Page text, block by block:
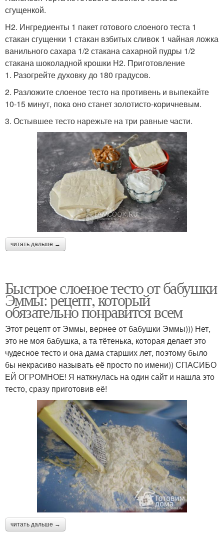
сгущенкой.
H2. Ингредиенты 1 пакет готового слоеного теста 1
стакан сгущенки 1 стакан взбитых сливок 1 чайная ложка
ванильного сахара 1/2 стакана сахарной пудры 1/2
стакана шоколадной крошки H2. Приготовление
1. Разогрейте духовку до 180 градусов.
2. Разложите слоеное тесто на противень и выпекайте
10-15 минут, пока оно станет золотисто-коричневым.
3. Остывшее тесто нарежьте на три равные части.
читать дальше →
Быстрое слоеное тесто от бабушки
Эммы: рецепт, который
обязательно понравится всем
Этот рецепт от Эммы, вернее от бабушки Эммы))) Нет,
это не моя бабушка, а та тётенька, которая делает это
чудесное тесто и она дама старших лет, поэтому было
бы некрасиво называть её просто по имени)) СПАСИБО
ЕЙ ОГРОМНОЕ! Я наткнулась на один сайт и нашла это
тесто, сразу приготовив её!
читать дальше →